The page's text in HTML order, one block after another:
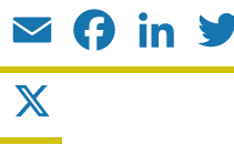
Email Facebook